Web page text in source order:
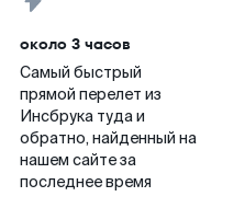
около 3 часов
Самый быстрый
прямой перелет из
Инсбрука туда и
обратно, найденный на
нашем сайте за
последнее время